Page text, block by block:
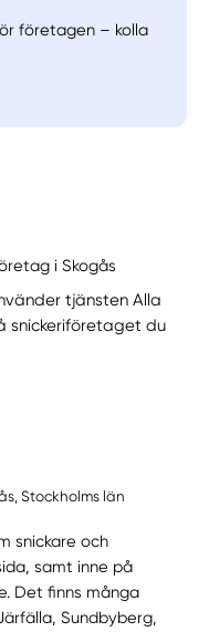
företagen – kolla
i Skogås
tjänsten Alla
snickeriföretaget du
Stockholms län
snickare och
samt inne på
Det finns många
Sundbyberg,